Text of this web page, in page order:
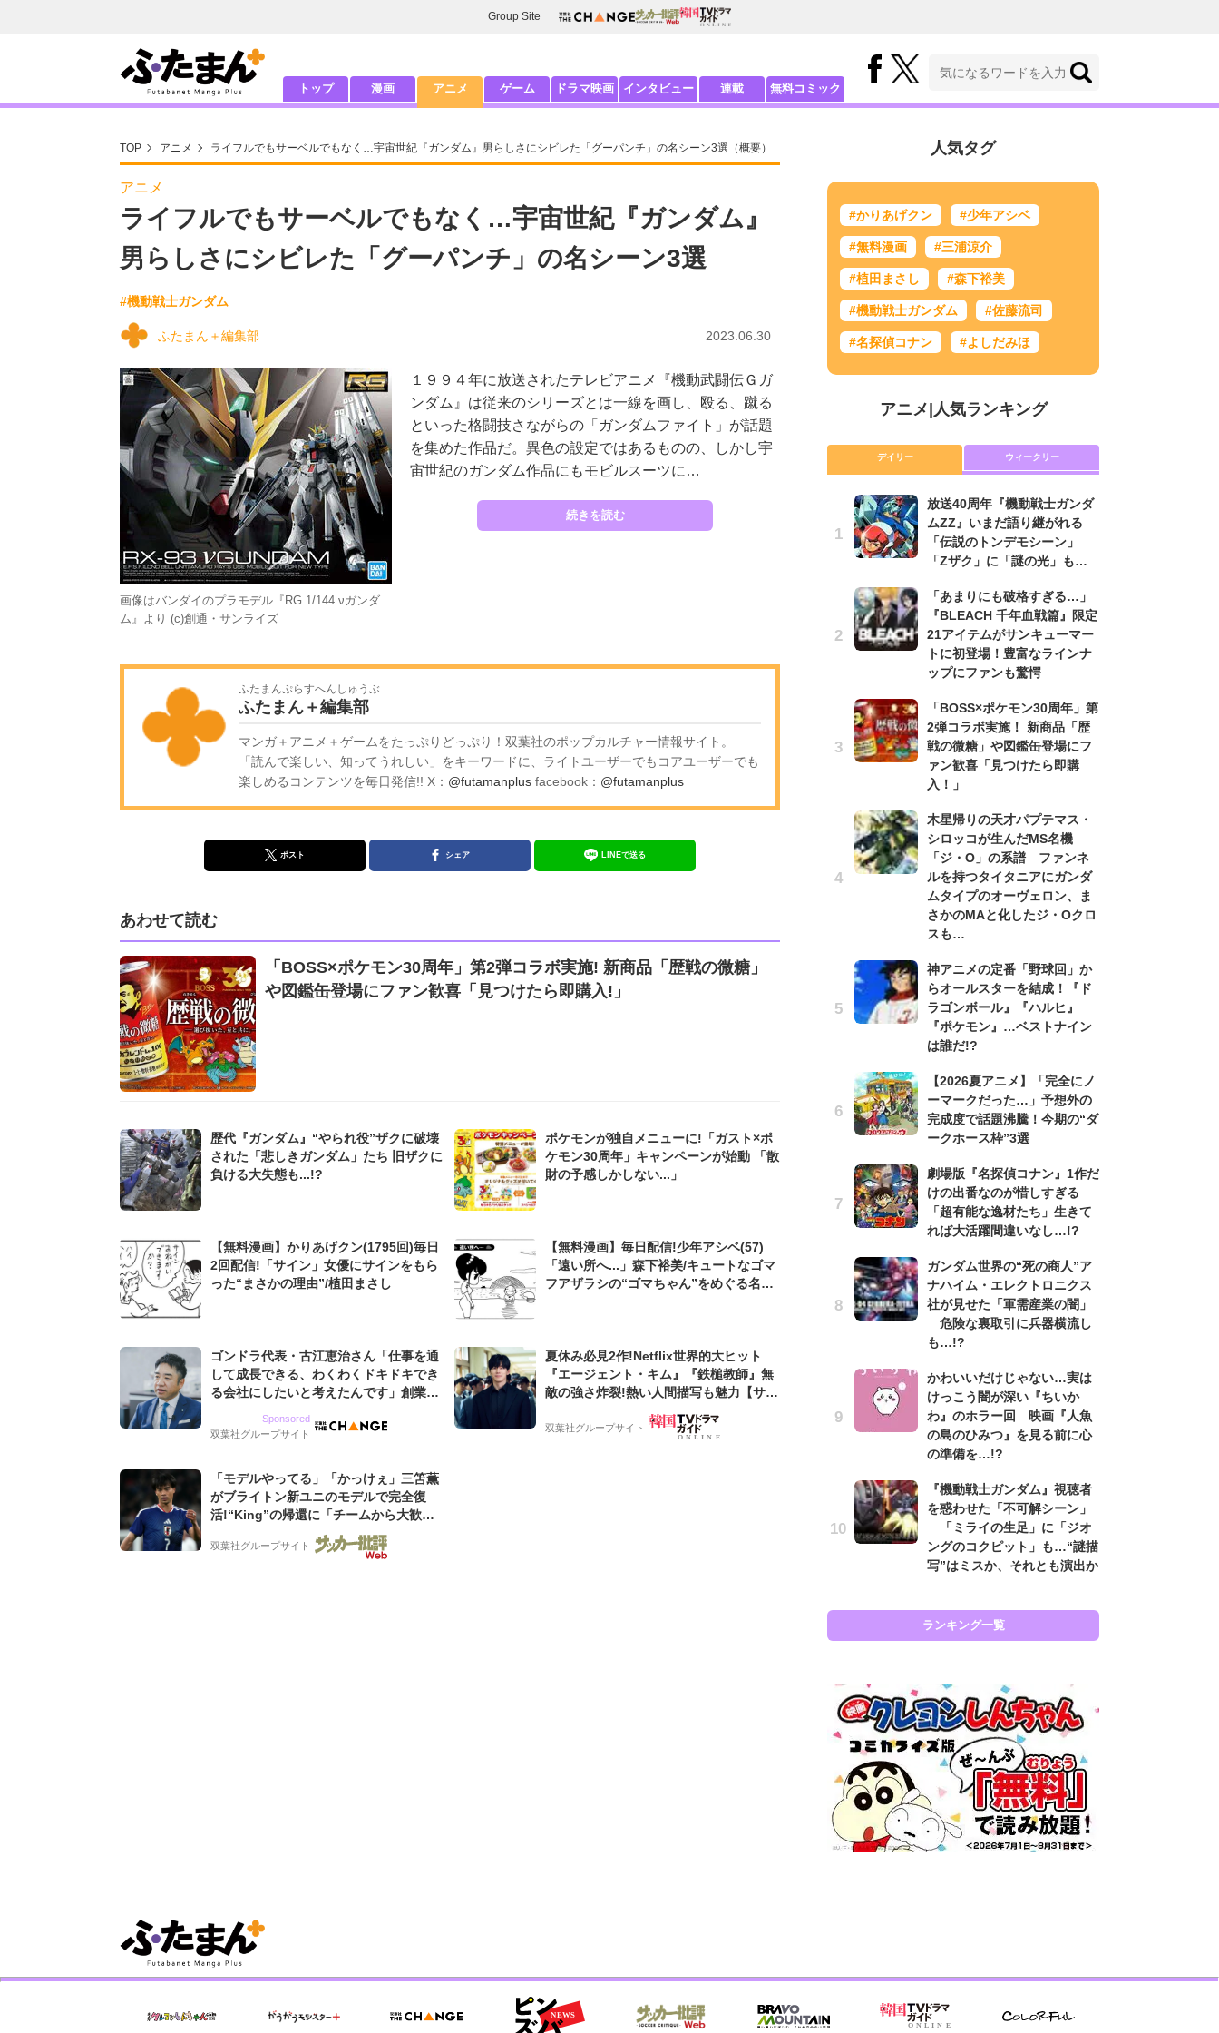
Group Site
トップ 漫画 アニメ ゲーム ドラマ映画 インタビュー 連載 無料コミック
TOP アニメ ライフルでもサーベルでもなく…宇宙世紀『ガンダム』男らしさにシビレた「グーパンチ」の名シーン3選（概要）
アニメ
ライフルでもサーベルでもなく…宇宙世紀『ガンダム』
男らしさにシビレた「グーパンチ」の名シーン3選
#機動戦士ガンダム
ふたまん＋編集部 2023.06.30
画像はバンダイのプラモデル『RG 1/144 νガンダ
ム』より (c)創通・サンライズ
１９９４年に放送されたテレビアニメ『機動武闘伝Ｇガ
ンダム』は従来のシリーズとは一線を画し、殴る、蹴る
といった格闘技さながらの「ガンダムファイト」が話題
を集めた作品だ。異色の設定ではあるものの、しかし宇
宙世紀のガンダム作品にもモビルスーツに…
続きを読む
ふたまんぷらすへんしゅうぶ
ふたまん＋編集部
マンガ＋アニメ＋ゲームをたっぷりどっぷり！双葉社のポップカルチャー情報サイト。
「読んで楽しい、知ってうれしい」をキーワードに、ライトユーザーでもコアユーザーでも
楽しめるコンテンツを毎日発信!! X： @futamanplus facebook： @futamanplus
ポスト シェア LINEで送る
あわせて読む
「BOSS×ポケモン30周年」第2弾コラボ実施! 新商品「歴戦の微糖」
や図鑑缶登場にファン歓喜「見つけたら即購入!」
歴代『ガンダム』“やられ役”ザクに破壊
された「悲しきガンダム」たち 旧ザクに
負ける大失態も...!?
ポケモンが独自メニューに!「ガスト×ポ
ケモン30周年」キャンペーンが始動 「散
財の予感しかしない...」
【無料漫画】かりあげクン(1795回)毎日
2回配信!「サイン」女優にサインをもら
った“まさかの理由”/植田まさし
【無料漫画】毎日配信!少年アシベ(57)
「遠い所へ...」森下裕美/キュートなゴマ
フアザラシの“ゴマちゃん”をめぐる名作
ゴンドラ代表・古江恵治さん「仕事を通
して成長できる、わくわくドキドキでき
る会社にしたいと考えたんです」創業来
グ会社のアイデンティティ
Sponsored
双葉社グループサイト
夏休み必見2作!Netflix世界的大ヒット
『エージェント・キム』『鉄槌教師』無
敵の強さ炸裂!熱い人間描写も魅力【サラ
双葉社グループサイト
「モデルやってる」「かっけぇ」三笘薫
がブライトン新ユニのモデルで完全復
活!“King”の帰還に「チームから大歓迎
されてる」「元気な姿見れて...」
双葉社グループサイト
人気タグ
#かりあげクン #少年アシベ
#無料漫画 #三浦涼介
#植田まさし #森下裕美
#機動戦士ガンダム #佐藤流司
#名探偵コナン #よしだみほ
アニメ| 人気ランキング
デイリー ウィークリー
放送40周年『機動戦士ガンダ
ムZZ』いまだ語り継がれる
「伝説のトンデモシーン」
「Zザク」に「謎の光」も…
「あまりにも破格すぎる…」
『BLEACH 千年血戦篇』限定
21アイテムがサンキューマー
トに初登場！豊富なラインナ
ップにファンも驚愕
「BOSS×ポケモン30周年」第
2弾コラボ実施！ 新商品「歴
戦の微糖」や図鑑缶登場にフ
ァン歓喜「見つけたら即購
入！」
木星帰りの天才パプテマス・
シロッコが生んだMS名機
「ジ・O」の系譜 ファンネ
ルを持つタイタニアにガンダ
ムタイプのオーヴェロン、ま
さかのMAと化したジ・Oクロ
スも…
神アニメの定番「野球回」か
らオールスターを結成！『ド
ラゴンボール』『ハルヒ』
『ポケモン』…ベストナイン
は誰だ!?
【2026夏アニメ】「完全にノ
ーマークだった…」予想外の
完成度で話題沸騰！今期の“ダ
ークホース枠”3選
劇場版『名探偵コナン』1作だ
けの出番なのが惜しすぎる
「超有能な逸材たち」生きて
れば大活躍間違いなし…!?
ガンダム世界の“死の商人”ア
ナハイム・エレクトロニクス
社が見せた「軍需産業の闇」
危険な裏取引に兵器横流し
も…!?
かわいいだけじゃない…実は
けっこう闇が深い『ちいか
わ』のホラー回 映画『人魚
の島のひみつ』を見る前に心
の準備を…!?
『機動戦士ガンダム』視聴者
を惑わせた「不可解シーン」
「ミライの生足」に「ジオ
ングのコクピット」も…“謎描
写”はミスか、それとも演出か
ランキング一覧